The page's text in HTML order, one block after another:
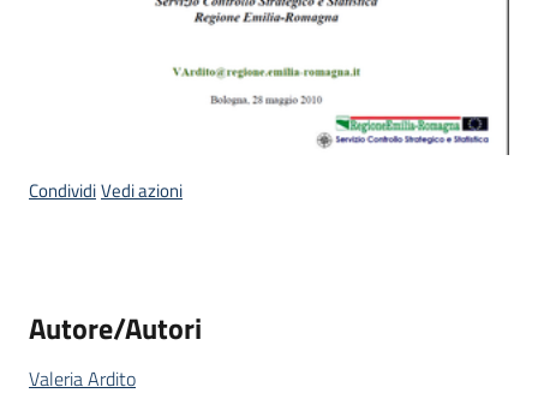
CondividiVedi azioni
Autore/Autori
Valeria Ardito